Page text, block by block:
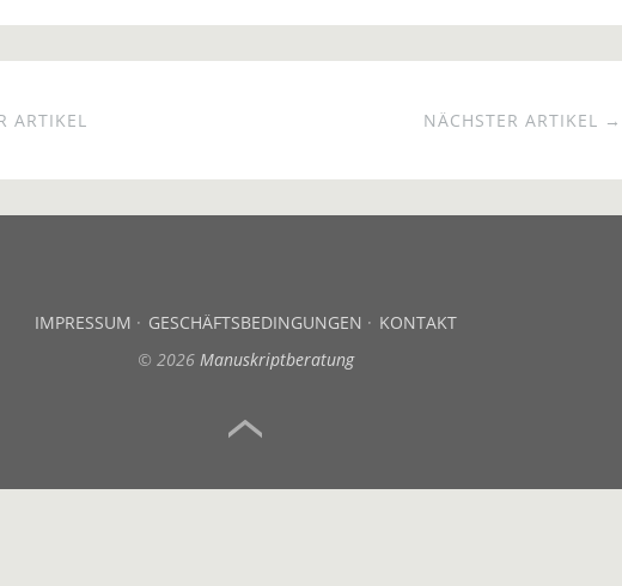
NÄCHSTER ARTIKEL →
ARTIKEL
IMPRESSUM GESCHÄFTSBEDINGUNGEN
KONTAKT
© 2026 Manuskriptberatung